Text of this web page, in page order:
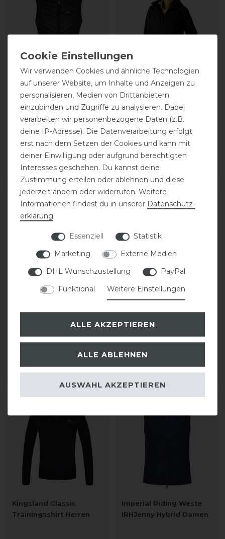
Kingsland Classic
Hybrid-Weste Damen
159,00 € *
ARTIKEL MERKEN
Ariat Outer Banks
Jacke Damen
statt 240,00 €
216,00 € *
ARTIKEL MERKEN
-10%
Insulated Jacke Kinder
statt 85,00 €
ARTIKEL MERKEN
Covalliero Poloshirt
Damen
29,99 € *
ARTIKEL MERKEN
Kingsland Classic
Trainingsshirt Herren
Imperial Riding Weste
IRHJenny Hybrid Damen
Wir verwenden Cookies und ähnliche Technologien
auf unserer Website, um Inhalte und Anzeigen zu
personalisieren, Medien von Drittanbietern
einzubinden und Zugriffe zu analysieren. Dabei
verarbeiten wir personenbezogene Daten (z.B.
deine IP-Adresse). Die Datenverarbeitung erfolgt
erst nach dem Setzen der Cookies und kann mit
deiner Einwilligung oder aufgrund berechtigten
Interesses geschehen. Du kannst deine
Zustimmung erteilen oder ablehnen und diese
jederzeit ändern oder widerrufen. Weitere
Informationen findest du in unserer Daten­schutz­
erklärung.
Essenziell
Statistik
Marketing
Externe Medien
DHL Wunschzustellung
PayPal
Funktional
Weitere Einstellungen
ALLE AKZEPTIEREN
ALLE ABLEHNEN
AUSWAHL AKZEPTIEREN